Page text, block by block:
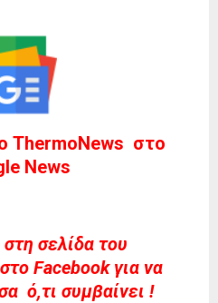
ThermoNews στο
News
σελίδα του
Facebook για να
ό,τι συμβαίνει !